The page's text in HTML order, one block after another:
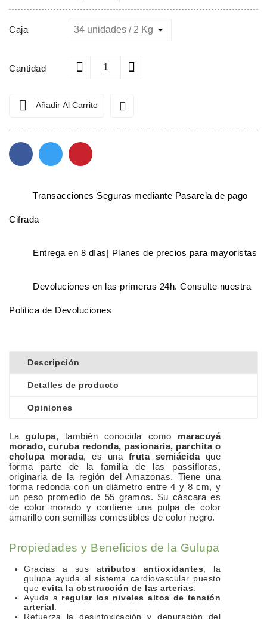
Caja
Cantidad
 Añadir Al Carrito 
Transacciones Seguras mediante Pasarela de pago
Cifrada
Entrega en 8 días| Planes de precios para mayoristas
Devoluciones en las primeras 24h. Consulte nuestra
Politica de Devoluciones
Descripción
Detalles de producto
Opiniones
La gulupa, también conocida como maracuyá
morado, curuba redonda, pasionaria, parchita o
cholupa morada, es una fruta semiácidaque
forma parte de la familia de las passifloras,
originaria de la región del Amazonas. Tiene una
forma redonda con un diámetro entre 4 y 8 cm, y
un peso promedio de 55 gramos. Su cáscara es
de color morado y contiene una pulpa de color
amarillo con semillas comestibles de color negro.
Propiedades y Beneficios de la Gulupa
Gracias a sus atributos antioxidantes , la
gulupa ayuda al sistema cardiovascular puesto
que evita la obstrucción de las arterias
Ayuda a regular los niveles altos de tensión
arterial
Refuerza la desintoxicación y depuración del